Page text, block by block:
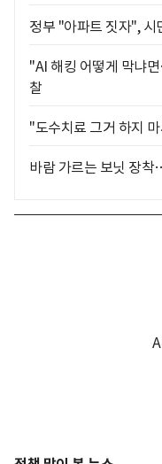
정부 "아파트 짓자",
"AI 해킹 어떻게 막냐
찰
"도수치료 그거 하지
바람 가르는 보닛 장